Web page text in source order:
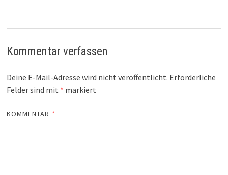
Kommentar verfassen
Deine E-Mail-Adresse wird nicht veröffentlicht. Erforderliche
Felder sind mit * markiert
KOMMENTAR *